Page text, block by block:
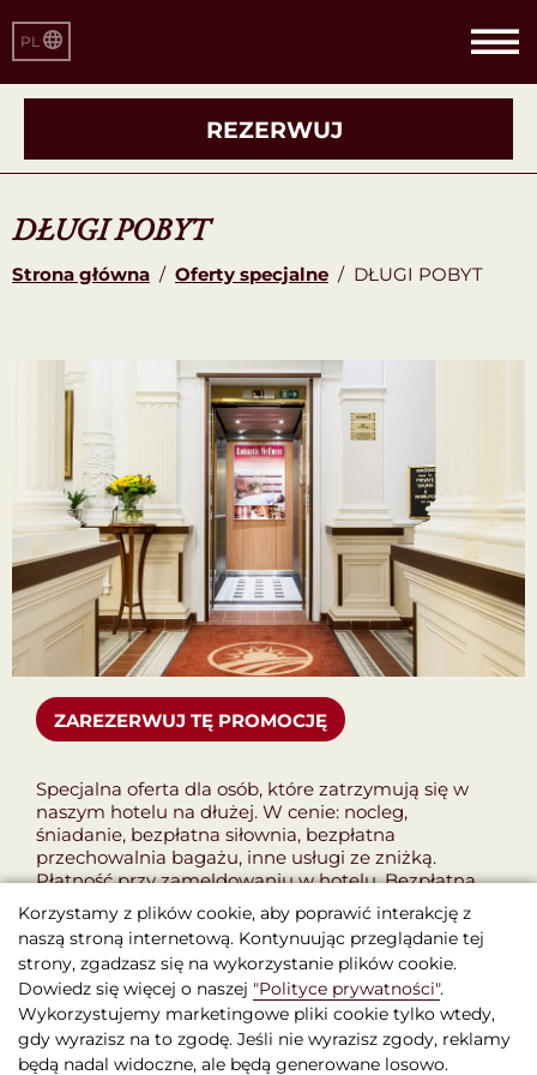
REZERWUJ
PL
DŁUGI POBYT
Strona główna / Oferty specjalne / DŁUGI POBYT
ZAREZERWUJ TĘ PROMOCJĘ
Specjalna oferta dla osób, które zatrzymują się w
naszym hotelu na dłużej. W cenie: nocleg,
śniadanie, bezpłatna siłownia, bezpłatna
przechowalnia bagażu, inne usługi ze zniżką.
Płatność przy zameldowaniu w hotelu. Bezpłatna
anulacja do 48 godzin przed przyjazdem.
Korzystamy z plików cookie, aby poprawić interakcję z
naszą stroną internetową. Kontynuując przeglądanie tej
strony, zgadzasz się na wykorzystanie plików cookie.
Dowiedz się więcej o naszej "Polityce prywatności".
Wykorzystujemy marketingowe pliki cookie tylko wtedy,
gdy wyrazisz na to zgodę. Jeśli nie wyrazisz zgody, reklamy
będą nadal widoczne, ale będą generowane losowo.